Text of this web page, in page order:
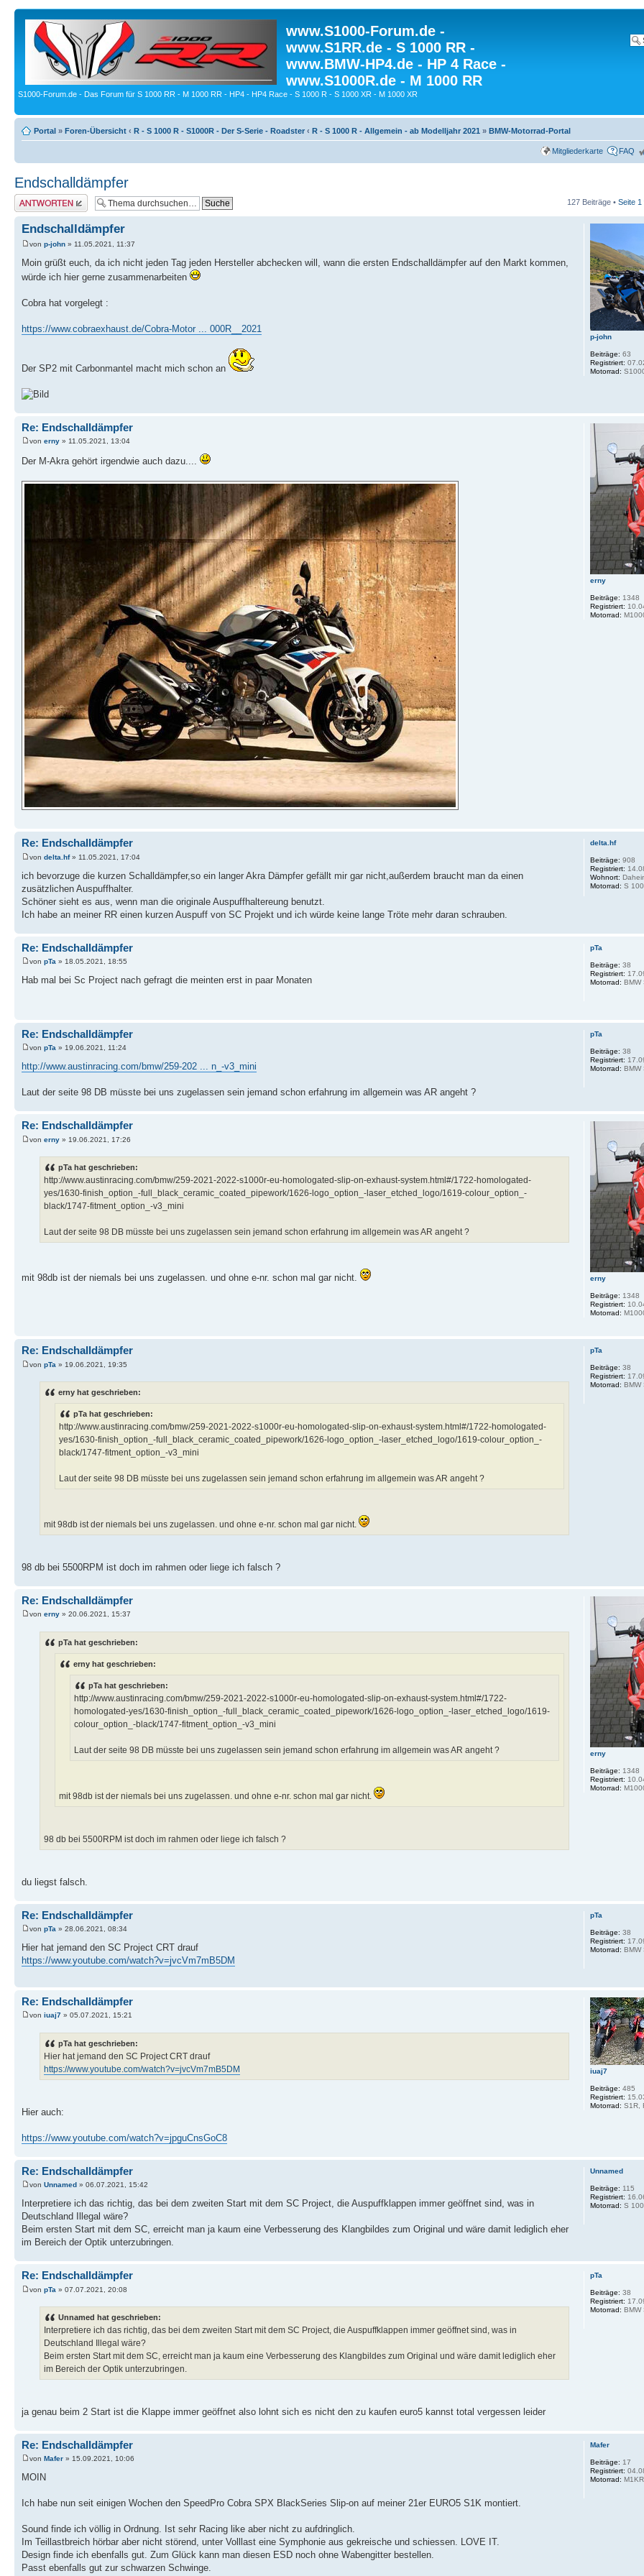
www.S1000-Forum.de -
www.S1RR.de - S 1000 RR -
www.BMW-HP4.de - HP 4 Race -
www.S1000R.de - M 1000 RR
S1000-Forum.de - Das Forum für S 1000 RR - M 1000 RR - HP4 - HP4 Race - S 1000 R - S 1000 XR - M 1000 XR
Portal » Foren-Übersicht ‹ R - S 1000 R - S1000R - Der S-Serie - Roadster ‹ R - S 1000 R - Allgemein - ab Modelljahr 2021 » BMW-Motorrad-Portal
Mitgliederkarte FAQ
Endschalldämpfer
Antwort erstellen 127 Beiträge • Seite 1
Endschalldämpfer
von p-john » 11.05.2021, 11:37
Moin grüßt euch, da ich nicht jeden Tag jeden Hersteller abchecken will, wann die ersten Endschalldämpfer auf den Markt kommen,
würde ich hier gerne zusammenarbeiten
Cobra hat vorgelegt :
https://www.cobraexhaust.de/Cobra-Motor ... 000R__2021
Der SP2 mit Carbonmantel macht mich schon an
p-john
Beiträge: 63
Registriert:
Motorrad:
Re: Endschalldämpfer
von erny » 11.05.2021, 13:04
Der M-Akra gehört irgendwie auch dazu....
erny
Beiträge: 1348
Registriert:
Motorrad:
Re: Endschalldämpfer
von delta.hf» 11.05.2021, 17:04
ich bevorzuge die kurzen Schalldämpfer,so ein langer Akra Dämpfer gefällt mir gar nicht,außerdem braucht man da einen
zusätzlichen Auspuffhalter.
Schöner sieht es aus, wenn man die originale Auspuffhaltereung benutzt.
Ich habe an meiner RR einen kurzen Auspuff von SC Projekt und ich würde keine lange Tröte mehr daran schrauben.
delta.hf
Beiträge: 908
Registriert:
Wohnort:
Motorrad: S
Re: Endschalldämpfer
von pTa » 18.05.2021, 18:55
Hab mal bei Sc Project nach gefragt die meinten erst in paar Monaten
pTa
Beiträge: 38
Registriert:
Motorrad: BMW
Re: Endschalldämpfer
von pTa » 19.06.2021, 11:24
http://www.austinracing.com/bmw/259-202 ... n_-v3_mini
Laut der seite 98 DB müsste bei uns zugelassen sein jemand schon erfahrung im allgemein was AR angeht ?
pTa
Beiträge: 38
Registriert:
Motorrad: BMW
Re: Endschalldämpfer
von erny » 19.06.2021, 17:26
pTa hat geschrieben:
http://www.austinracing.com/bmw/259-2021-2022-s1000r-eu-homologated-slip-on-exhaust-system.html#/1722-homologated-
yes/1630-finish_option_-full_black_ceramic_coated_pipework/1626-logo_option_-laser_etched_logo/1619-colour_option_-
black/1747-fitment_option_-v3_mini
Laut der seite 98 DB müsste bei uns zugelassen sein jemand schon erfahrung im allgemein was AR angeht ?
mit 98db ist der niemals bei uns zugelassen. und ohne e-nr. schon mal gar nicht. erny
Beiträge: 1348
Registriert:
Motorrad:
Re: Endschalldämpfer
von pTa » 19.06.2021, 19:35
erny hat geschrieben:
pTa hat geschrieben:
http://www.austinracing.com/bmw/259-2021-2022-s1000r-eu-homologated-slip-on-exhaust-system.html#/1722-homologated-
yes/1630-finish_option_-full_black_ceramic_coated_pipework/1626-logo_option_-laser_etched_logo/1619-colour_option_-
black/1747-fitment_option_-v3_mini
Laut der seite 98 DB müsste bei uns zugelassen sein jemand schon erfahrung im allgemein was AR angeht ?
mit 98db ist der niemals bei uns zugelassen. und ohne e-nr. schon mal gar nicht.
98 db bei 5500RPM ist doch im rahmen oder liege ich falsch ?
pTa
Beiträge: 38
Registriert:
Motorrad: BMW
Re: Endschalldämpfer
von erny » 20.06.2021, 15:37
pTa hat geschrieben:
erny hat geschrieben:
pTa hat geschrieben:
http://www.austinracing.com/bmw/259-2021-2022-s1000r-eu-homologated-slip-on-exhaust-system.html#/1722-
homologated-yes/1630-finish_option_-full_black_ceramic_coated_pipework/1626-logo_option_-laser_etched_logo/1619-
colour_option_-black/1747-fitment_option_-v3_mini
Laut der seite 98 DB müsste bei uns zugelassen sein jemand schon erfahrung im allgemein was AR angeht ?
mit 98db ist der niemals bei uns zugelassen. und ohne e-nr. schon mal gar nicht.
98 db bei 5500RPM ist doch im rahmen oder liege ich falsch ?
du liegst falsch.
erny
Beiträge: 1348
Registriert:
Motorrad:
Re: Endschalldämpfer
von pTa » 28.06.2021, 08:34
Hier hat jemand den SC Project CRT drauf
https://www.youtube.com/watch?v=jvcVm7mB5DM
pTa
Beiträge: 38
Registriert:
Motorrad: BMW
Re: Endschalldämpfer
von iuaj7 » 05.07.2021, 15:21
pTa hat geschrieben:
Hier hat jemand den SC Project CRT drauf
https://www.youtube.com/watch?v=jvcVm7mB5DM
Hier auch:
https://www.youtube.com/watch?v=jpguCnsGoC8
iuaj7
Beiträge: 485
Registriert:
Motorrad: S1R,
Re: Endschalldämpfer
von Unnamed » 06.07.2021, 15:42
Interpretiere ich das richtig, das bei dem zweiten Start mit dem SC Project, die Auspuffklappen immer geöffnet sind, was in
Deutschland Illegal wäre?
Beim ersten Start mit dem SC, erreicht man ja kaum eine Verbesserung des Klangbildes zum Original und wäre damit lediglich eher
im Bereich der Optik unterzubringen.
Unnamed
Beiträge: 115
Registriert:
Motorrad: S
Re: Endschalldämpfer
von pTa » 07.07.2021, 20:08
Unnamed hat geschrieben:
Interpretiere ich das richtig, das bei dem zweiten Start mit dem SC Project, die Auspuffklappen immer geöffnet sind, was in
Deutschland Illegal wäre?
Beim ersten Start mit dem SC, erreicht man ja kaum eine Verbesserung des Klangbildes zum Original und wäre damit lediglich eher
im Bereich der Optik unterzubringen.
ja genau beim 2 Start ist die Klappe immer geöffnet also lohnt sich es nicht den zu kaufen euro5 kannst total vergessen leider
pTa
Beiträge: 38
Registriert:
Motorrad: BMW
Re: Endschalldämpfer
von Mafer » 15.09.2021, 10:06
MOIN
Ich habe nun seit einigen Wochen den SpeedPro Cobra SPX BlackSeries Slip-on auf meiner 21er EURO5 S1K montiert.
Sound finde ich völlig in Ordnung. Ist sehr Racing like aber nicht zu aufdringlich.
Im Teillastbreich hörbar aber nicht störend, unter Volllast eine Symphonie aus gekreische und schiessen. LOVE IT.
Design finde ich ebenfalls gut. Zum Glück kann man diesen ESD noch ohne Wabengitter bestellen.
Passt ebenfalls gut zur schwarzen Schwinge.
Mafer
Beiträge: 17
Registriert:
Motorrad: